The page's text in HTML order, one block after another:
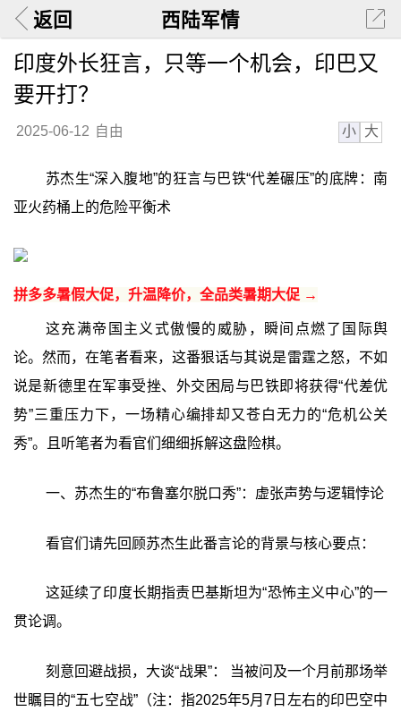
返回 西陆军情
印度外长狂言，只等一个机会，印巴又
要开打？
2025-06-12 自由 小 大
苏杰生“深入腹地”的狂言与巴铁“代差碾压”的底牌：南
亚火药桶上的危险平衡术
拼多多暑假大促，升温降价，全品类暑期大促 →
这充满帝国主义式傲慢的威胁，瞬间点燃了国际舆
论。然而，在笔者看来，这番狠话与其说是雷霆之怒，不如
说是新德里在军事受挫、外交困局与巴铁即将获得“代差优
势”三重压力下，一场精心编排却又苍白无力的“危机公关
秀”。且听笔者为看官们细细拆解这盘险棋。
一、苏杰生的“布鲁塞尔脱口秀”：虚张声势与逻辑悖论
看官们请先回顾苏杰生此番言论的背景与核心要点：
这延续了印度长期指责巴基斯坦为“恐怖主义中心”的一
贯论调。
刻意回避战损，大谈“战果”： 当被问及一个月前那场举
世瞩目的“五七空战”（注：指2025年5月7日左右的印巴空中